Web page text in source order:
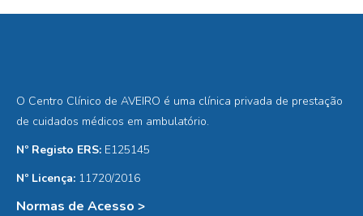
O Centro Clínico de AVEIRO é uma clínica privada de prestação
de cuidados médicos em ambulatório.
Nº Registo ERS: E125145
Nº Licença: 11720/2016
Normas de Acesso >